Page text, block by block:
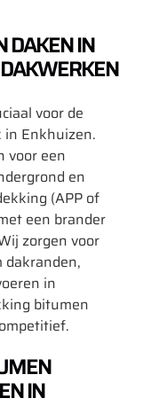
DAKEN IN
voor de
Enkhuizen.
voor een
en
(APP of
een brander
zorgen voor
dakranden,
in
bitumen
IN